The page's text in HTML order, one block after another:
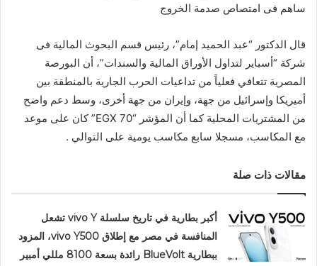
ساهم فى امتصاص صدمة الخروج
قال الدكتور “عبد الحميد إمام”، رئيس قسم البحوث المالية فى
شركة “أسباير لتداول الأوراق المالية والسندات”، أن البورصة
المصرية تتعافي فعلياً من تداعيات الحرب الجارية بالمنطقة بين
أميريكا وإسرائيل من جهة، وإيران من جهة أخرى، وسط دعم واضح
من المشتريات المحلية كما أن المؤشر “EGX 70” كان على موعد
مع المكاسب، مسجلا سابع مكاسب يومية على التوالي .
مقالات ذات صلة
أكبر بطارية في تاريخ سلسلة vivo Y تشعل
المنافسة في مصر مع إطلاق vivo Y500، المزود
ببطارية BlueVolt رائدة بسعة 8100 مللي أمبير